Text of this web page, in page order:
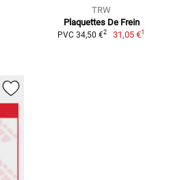
TRW
Plaquettes De Frein
PVC 34,50 €2 31,05 €1